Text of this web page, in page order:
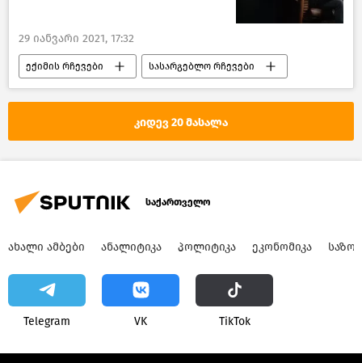
29 იანვარი 2021, 17:32
ექიმის რჩევები სასარგებლო რჩევები
წასაკითხი ამბები ახალი ამბები
კიდევ 20 მასალა
საქართველო
ᲐᲮᲐᲚᲘ ᲐᲛᲑᲔᲑᲘ ᲐᲜᲐᲚᲘᲢᲘᲙᲐ ᲞᲝᲚᲘᲢᲘᲙᲐ ᲔᲙᲝᲜᲝᲛᲘᲙᲐ
Telegram VK ТikТоk